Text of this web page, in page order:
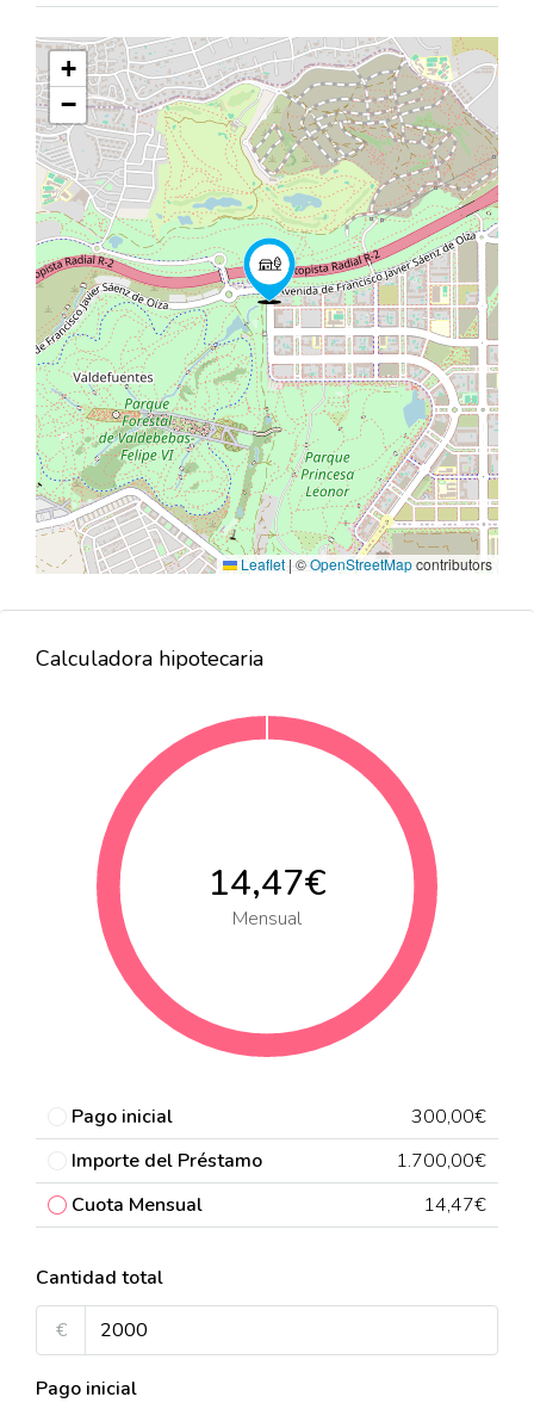
+
−
Leaflet|©OpenStreetMapcontributors
Calculadora hipotecaria
14,47€
Mensual
Pago inicial
300,00€
Importe del Préstamo
1.700,00€
Cuota Mensual
14,47€
Cantidad total
€
Pago inicial